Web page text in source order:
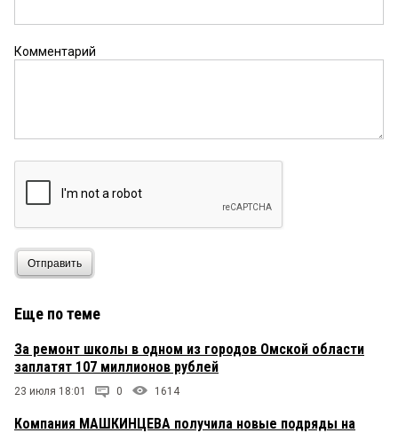
Комментарий
Отправить
Еще по теме
За ремонт школы в одном из городов Омской области
заплатят 107 миллионов рублей
23 июля 18:01 0 1614
Компания МАШКИНЦЕВА получила новые подряды на